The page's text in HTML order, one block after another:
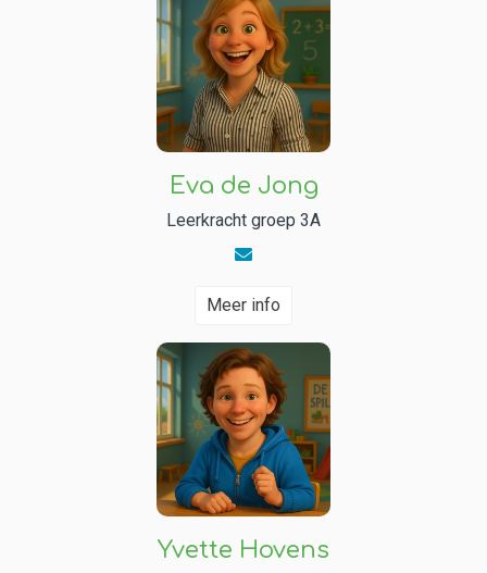
Eva de Jong
Leerkracht groep 3A
Meer info
Yvette Hovens